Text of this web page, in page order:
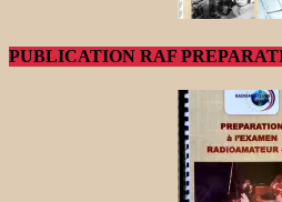
PUBLICATION RAF